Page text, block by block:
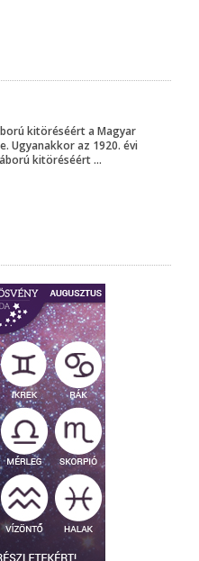
kitöréséért a Magyar
Ugyanakkor az 1920. évi
kitöréséért ...